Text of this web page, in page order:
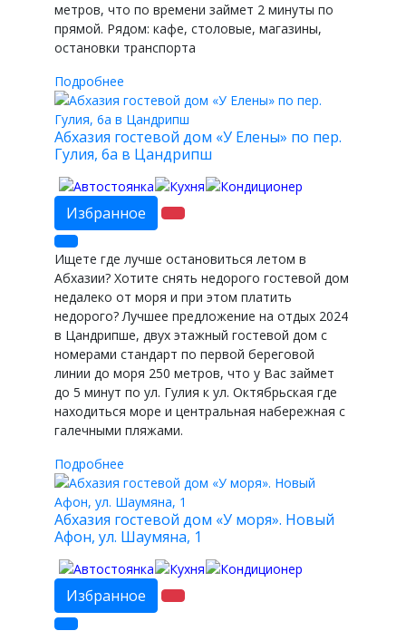
метров, что по времени займет 2 минуты по
прямой. Рядом: кафе, столовые, магазины,
остановки транспорта
Подробнее
Абхазия гостевой дом «У Елены» по пер.
Гулия, 6а в Цандрипш
Избранное
Ищете где лучше остановиться летом в
Абхазии? Хотите снять недорого гостевой дом
недалеко от моря и при этом платить
недорого? Лучшее предложение на отдых 2024
в Цандрипше, двух этажный гостевой дом с
номерами стандарт по первой береговой
линии до моря 250 метров, что у Вас займет
до 5 минут по ул. Гулия к ул. Октябрьская где
находиться море и центральная набережная с
галечными пляжами.
Подробнее
Абхазия гостевой дом «У моря». Новый
Афон, ул. Шаумяна, 1
Избранное